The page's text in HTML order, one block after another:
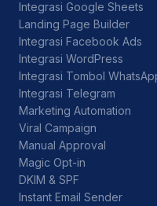
Integrasi Google Sheets
Landing Page Builder
Integrasi Facebook Ads
Integrasi WordPress
Integrasi Tombol
Integrasi Telegram
Marketing Automation
Viral Campaign
Manual Approval
Magic Opt-in
DKIM & SPF
Instant Email Sender